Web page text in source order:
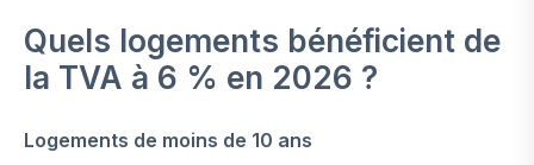
Quels logements bénéficient de
la TVA à 6 % en 2026 ?
Logements de moins de 10 ans